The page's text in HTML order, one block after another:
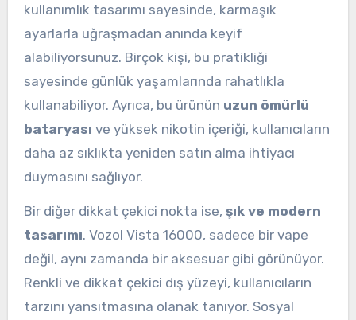
kullanımlık tasarımı sayesinde, karmaşık
ayarlarla uğraşmadan anında keyif
alabiliyorsunuz. Birçok kişi, bu pratikliği
sayesinde günlük yaşamlarında rahatlıkla
kullanabiliyor. Ayrıca, bu ürünün uzun ömürlü
bataryası ve yüksek nikotin içeriği, kullanıcıların
daha az sıklıkta yeniden satın alma ihtiyacı
duymasını sağlıyor.
Bir diğer dikkat çekici nokta ise, şık ve modern
tasarımı. Vozol Vista 16000, sadece bir vape
değil, aynı zamanda bir aksesuar gibi görünüyor.
Renkli ve dikkat çekici dış yüzeyi, kullanıcıların
tarzını yansıtmasına olanak tanıyor. Sosyal